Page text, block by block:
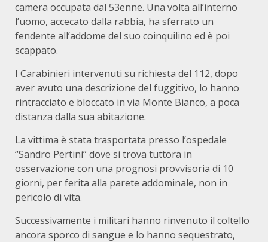
camera occupata dal 53enne. Una volta all’interno
l’uomo, accecato dalla rabbia, ha sferrato un
fendente all’addome del suo coinquilino ed è poi
scappato.
I Carabinieri intervenuti su richiesta del 112, dopo
aver avuto una descrizione del fuggitivo, lo hanno
rintracciato e bloccato in via Monte Bianco, a poca
distanza dalla sua abitazione.
La vittima è stata trasportata presso l’ospedale
“Sandro Pertini” dove si trova tuttora in
osservazione con una prognosi provvisoria di 10
giorni, per ferita alla parete addominale, non in
pericolo di vita.
Successivamente i militari hanno rinvenuto il coltello
ancora sporco di sangue e lo hanno sequestrato,